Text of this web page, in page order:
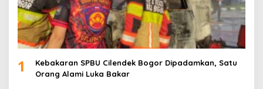
1
Kebakaran SPBU Cilendek Bogor Dipadamkan, Satu
Orang Alami Luka Bakar